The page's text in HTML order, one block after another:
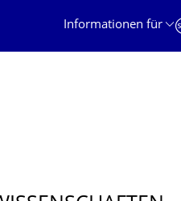
Informationen für